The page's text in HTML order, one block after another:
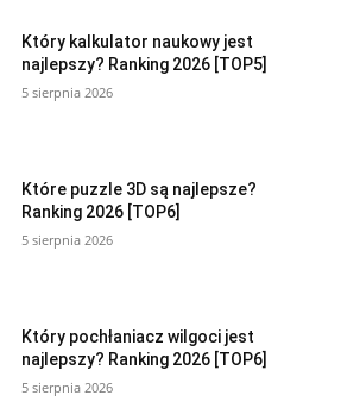
Który kalkulator naukowy jest
najlepszy? Ranking 2026 [TOP5]
5 sierpnia 2026
Które puzzle 3D są najlepsze?
Ranking 2026 [TOP6]
5 sierpnia 2026
Który pochłaniacz wilgoci jest
najlepszy? Ranking 2026 [TOP6]
5 sierpnia 2026